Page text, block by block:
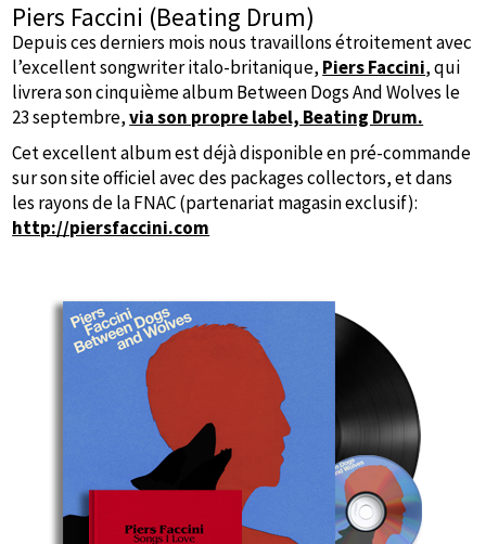
Piers Faccini (Beating Drum)
Depuis ces derniers mois nous travaillons étroitement avec
l’excellent songwriter italo-britanique, Piers Faccini, qui
livrera son cinquième album Between Dogs And Wolves le
23 septembre,via son propre label, Beating Drum.
Cet excellent album est déjà disponible en pré-commande
sur son site officiel avec des packages collectors, et dans
les rayons de la FNAC (partenariat magasin exclusif):
http://piersfaccini.com